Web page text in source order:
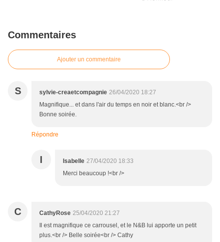
Commentaires
Ajouter un commentaire
S sylvie-creaetcompagnie 26/04/2020 18:27
Magnifique... et dans l'air du temps en noir et blanc.<br />
Bonne soirée.
Répondre
I Isabelle 27/04/2020 18:33
Merci beaucoup !<br />
C CathyRose 25/04/2020 21:27
Il est magnifique ce carrousel, et le N&B lui apporte un petit
plus.<br /> Belle soirée<br /> Cathy